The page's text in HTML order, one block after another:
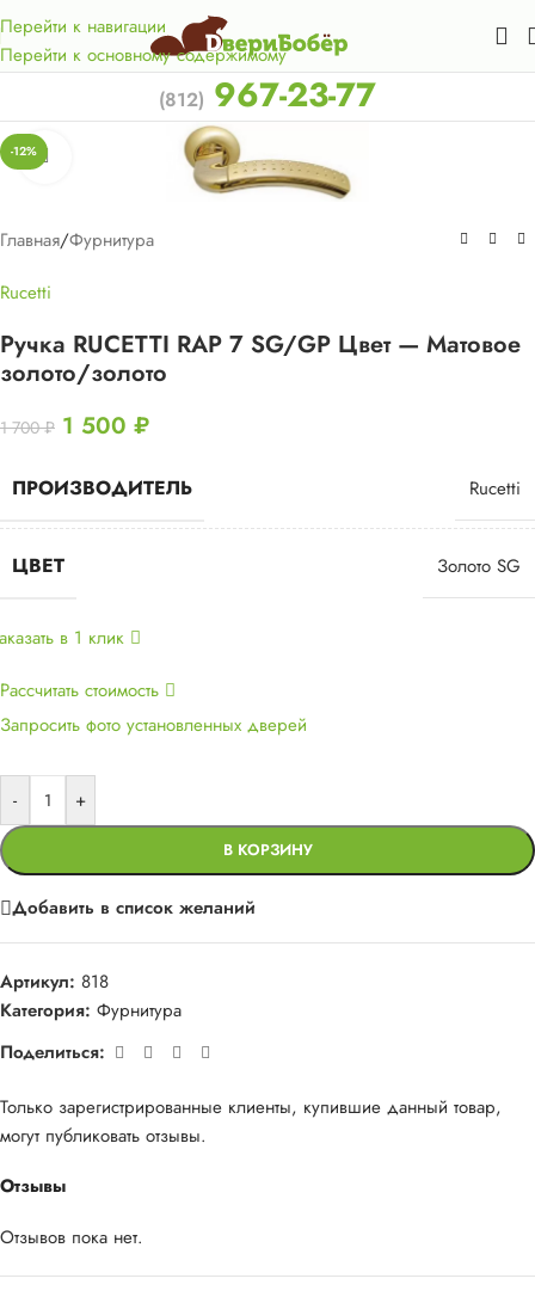
Перейти к навигации
Перейти к основному содержимому
км. от КАД.
(812) 967-23-77
-12% Нажмите, чтобы увеличить
Главная/Фурнитура
Rucetti
Ручка RUCETTI RAP 7 SG/GP Цвет — Матовое
золото/золото
1 700₽ 1 500 ₽
ПРОИЗВОДИТЕЛЬ Rucetti
ЦВЕТ Золото SG
в 1 клик
Рассчитать стоимость
Запросить фото установленных дверей
- +
В КОРЗИНУ
Добавить в список желаний
Артикул: 818
Категория: Фурнитура
Поделиться:
Отзывы
Отзывов пока нет.
Только зарегистрированные клиенты, купившие данный товар,
могут публиковать отзывы.